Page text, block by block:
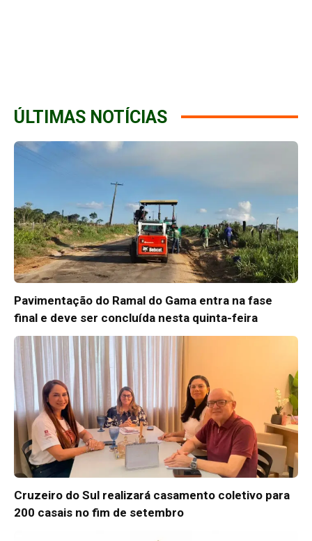
ÚLTIMAS NOTÍCIAS
Pavimentação do Ramal do Gama entra na fase
final e deve ser concluída nesta quinta-feira
Cruzeiro do Sul realizará casamento coletivo para
200 casais no fim de setembro